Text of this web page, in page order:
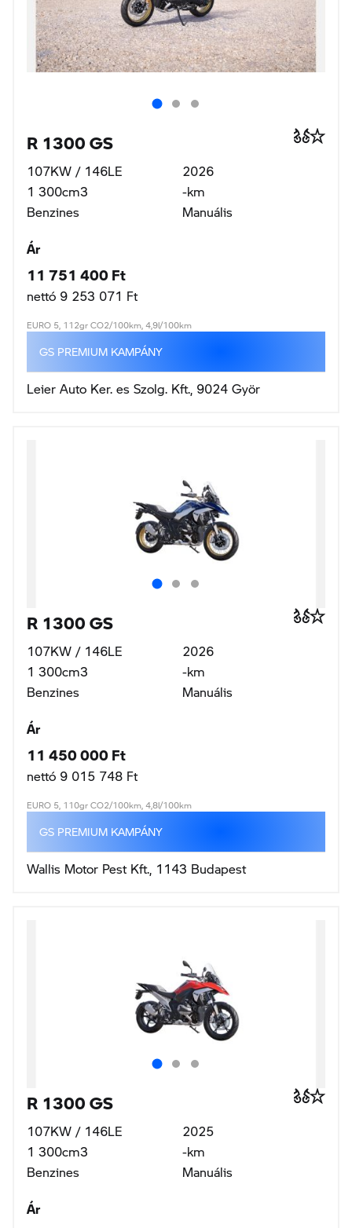
R 1300 GS
107KW / 146LE
Benzines
2026
Ár
11 450 000 Ft
nettó 9 015 748 Ft
EURO 5, 110gr CO2/100km, 4,8l/100km
GS PREMIUM KAMPÁNY
R 1300 GS
107KW / 146LE
Benzines
2025
Ár
9 000 000 Ft
nettó 7 086 614 Ft
EURO 5, 110gr CO2/100km, 4,8l/100km
GS PREMIUM KAMPÁNY
R 1300 GS Adventure
107KW / 146LE
Benzines
2026